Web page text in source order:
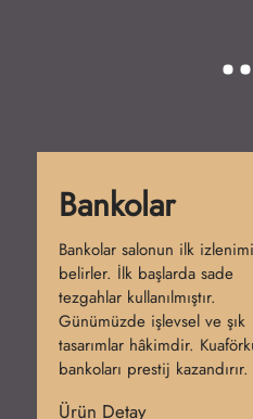
Bankolar
Bankolar salonun ilk
belirler. İlk başlarda sade
tezgahlar kullanılmıştır.
Günümüzde işlevsel ve şık
tasarımlar hâkimdir.
bankoları prestij kazandırır.
Ürün Detay